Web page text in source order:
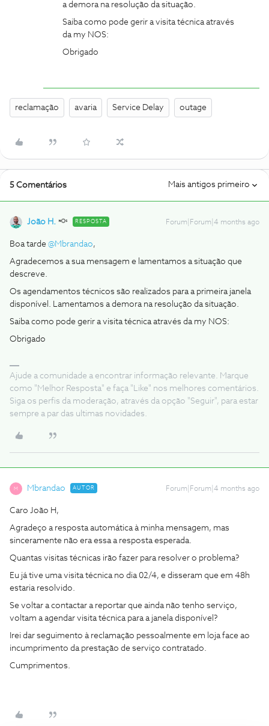
a demora na resolução da situação.
Saiba como pode gerir a visita técnica através
da my NOS:
Obrigado
reclamação avaria Service Delay outage
5 Comentários Mais antigos primeiro
João H. RESPOSTA Forum|Forum|4 months ago
Boa tarde ​ @Mbrandao,
Agradecemos a sua mensagem e lamentamos a situação que
descreve.
Os agendamentos técnicos são realizados para a primeira janela
disponível. Lamentamos a demora na resolução da situação.
Saiba como pode gerir a visita técnica através da my NOS:
Obrigado
Ajude a comunidade a encontrar informação relevante. Marque
como "Melhor Resposta" e faça "Like" nos melhores comentários.
Siga os perfis da moderação, através da opção "Seguir", para estar
sempre a par das ultimas novidades.
M Mbrandao AUTOR Forum|Forum|4 months ago
Caro João H,
Agradeço a resposta automática à minha mensagem, mas
sinceramente não era essa a resposta esperada.
Quantas visitas técnicas irão fazer para resolver o problema?
Eu já tive uma visita técnica no dia 02/4, e disseram que em 48h
estaria resolvido.
Se voltar a contactar a reportar que ainda não tenho serviço,
voltam a agendar visita técnica para a janela disponível?
Irei dar seguimento à reclamação pessoalmente em loja face ao
incumprimento da prestação de serviço contratado.
Cumprimentos.